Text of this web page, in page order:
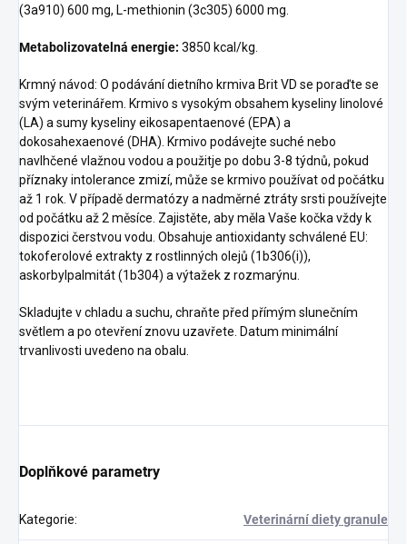
(3a910) 600 mg, L-methionin (3c305) 6000 mg.
Metabolizovatelná energie: 3850 kcal/kg.
Krmný návod: O podávání dietního krmiva Brit VD se poraďte se
svým veterinářem. Krmivo s vysokým obsahem kyseliny linolové
(LA) a sumy kyseliny eikosapentaenové (EPA) a
dokosahexaenové (DHA). Krmivo podávejte suché nebo
navlhčené vlažnou vodou a použitje po dobu 3-8 týdnů, pokud
příznaky intolerance zmizí, může se krmivo používat od počátku
až 1 rok. V případě dermatózy a nadměrné ztráty srsti používejte
od počátku až 2 měsíce. Zajistěte, aby měla Vaše kočka vždy k
dispozici čerstvou vodu. Obsahuje antioxidanty schválené EU:
tokoferolové extrakty z rostlinných olejů (1b306(i)),
askorbylpalmitát (1b304) a výtažek z rozmarýnu.
Skladujte v chladu a suchu, chraňte před přímým slunečním
světlem a po otevření znovu uzavřete. Datum minimální
trvanlivosti uvedeno na obalu.
Doplňkové parametry
Kategorie: Veterinární diety granule